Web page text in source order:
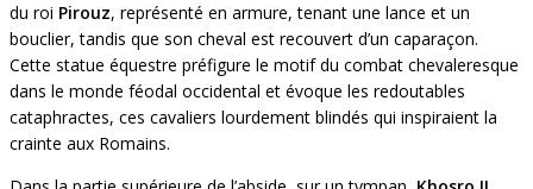
du roi Pirouz, représenté en armure, tenant une lance et un
bouclier, tandis que son cheval est recouvert d’un caparaçon.
Cette statue équestre préfigure le motif du combat chevaleresque
dans le monde féodal occidental et évoque les redoutables
cataphractes, ces cavaliers lourdement blindés qui inspiraient la
crainte aux Romains.